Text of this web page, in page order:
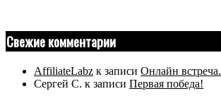
Свежие комментарии
AffiliateLabz к записи Онлайн
Сергей С. к записи Первая победа!